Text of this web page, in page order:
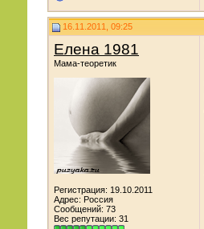
16.11.2011, 09:25
Елена 1981
Мама-теоретик
Регистрация: 19.10.2011
Адрес: Россия
Сообщений: 73
Вес репутации: 31